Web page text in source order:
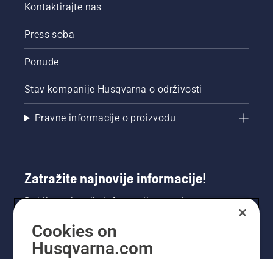
Kontaktirajte nas
Press soba
Ponude
Stav kompanije Husqvarna o održivosti
Pravne informacije o proizvodu
Zatražite najnovije informacije!
Dobijte najnovije informacije o novim
toga. Ovdje se registrirajte za naš bilten.
Cookies on
Husqvarna.com